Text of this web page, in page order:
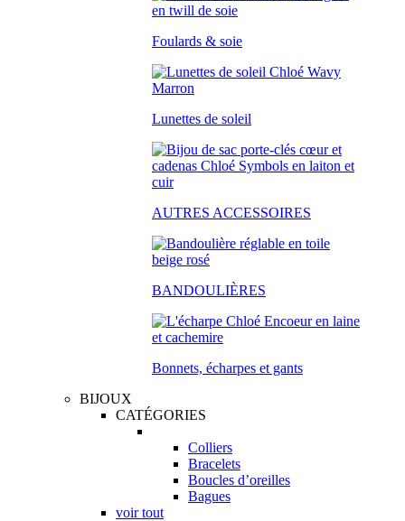
Foulards & soie
Lunettes de soleil
AUTRES ACCESSOIRES
BANDOULIÈRES
Bonnets, écharpes et gants
BIJOUX
CATÉGORIES
Colliers
Bracelets
Boucles d’oreilles
Bagues
voir tout